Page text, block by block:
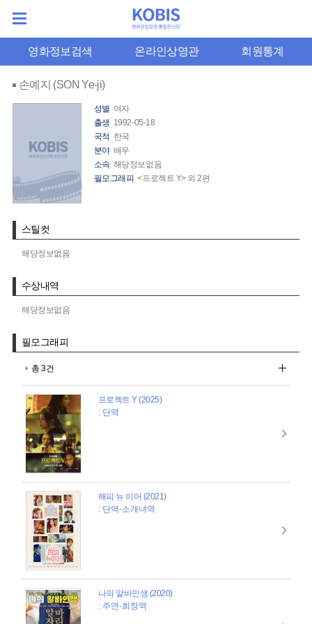
영화정보검색 온라인상영관 회원통계
손예지 (SON Ye-ji)
성별 여자
출생 1992-05-18
국적 한국
분야 배우
소속 해당정보없음
필모그래피 <프로젝트 Y> 외 2편
스틸컷
해당정보없음
수상내역
해당정보없음
필모그래피
총 3건
프로젝트 Y (2025)
: 단역
해피 뉴 이어 (2021)
: 단역-소개녀역
나의 알바인생 (2020)
: 주연-희정역